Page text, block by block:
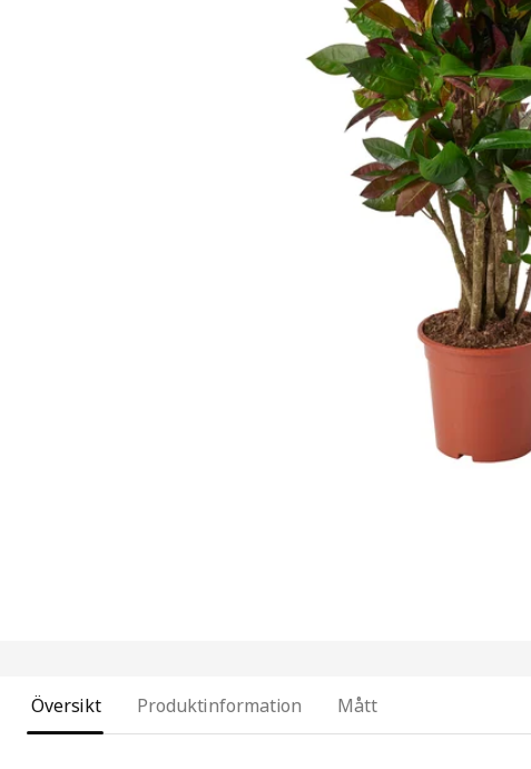
Image zoomed out, normal view
Översikt Produktinformation Mått